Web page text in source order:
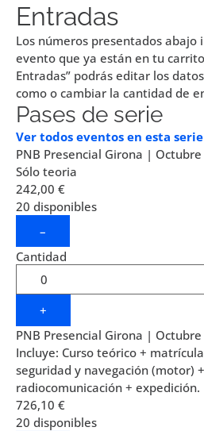
Entradas
Los números presentados abajo
evento que ya están en tu
Entradas” podrás editar los
como o cambiar la cantidad de
Pases de serie
Ver todos eventos en esta serie
PNB Presencial Girona |
Sólo teoria
242,00 €
20 disponibles
–
Cantidad
+
PNB Presencial Girona |
Incluye: Curso teórico +
seguridad y navegación (motor)
radiocomunicación + expedición.
726,10 €
20 disponibles